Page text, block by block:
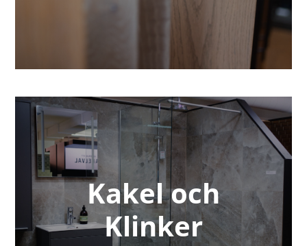
Kakel och
Klinker